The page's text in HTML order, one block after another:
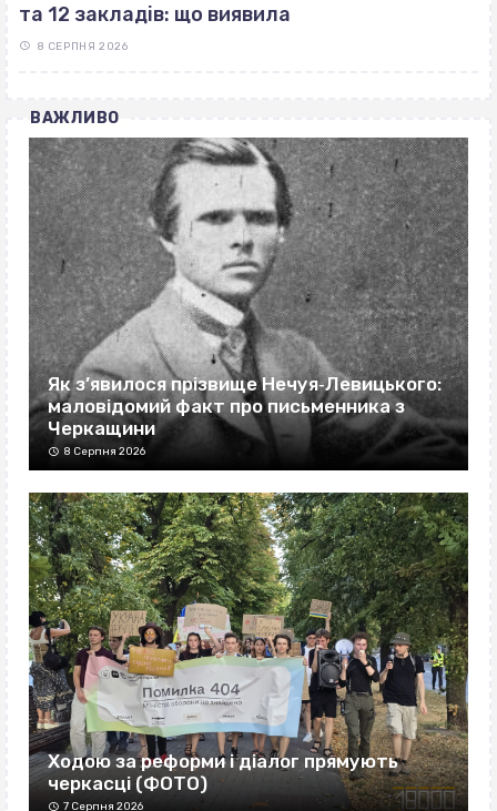
та 12 закладів: що виявила
8 СЕРПНЯ 2026
ВАЖЛИВО
Як з’явилося прізвище Нечуя‐Левицького:
маловідомий факт про письменника з
Черкащини
8 Серпня 2026
Ходою за реформи і діалог прямують
черкасці (ФОТО)
7 Серпня 2026